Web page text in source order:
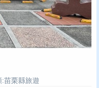
苗栗縣旅遊